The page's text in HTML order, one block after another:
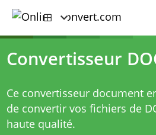
Convertisseur
Ce convertisseur document
de convertir vos fichiers de
haute qualité.